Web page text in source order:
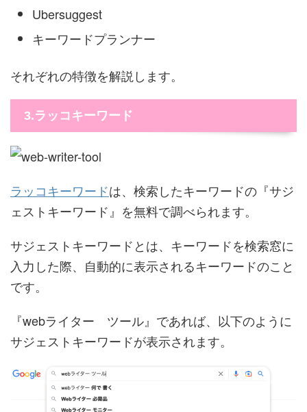
Ubersuggest
キーワードプランナー
それぞれの特徴を解説します。
3.ラッコキーワード
ラッコキーワードは、検索したキーワードの『サジ
ェストキーワード』を無料で調べられます。
サジェストキーワードとは、キーワードを検索窓に
入力した際、自動的に表示されるキーワードのこと
です。
『webライター ツール』であれば、以下のように
サジェストキーワードが表示されます。